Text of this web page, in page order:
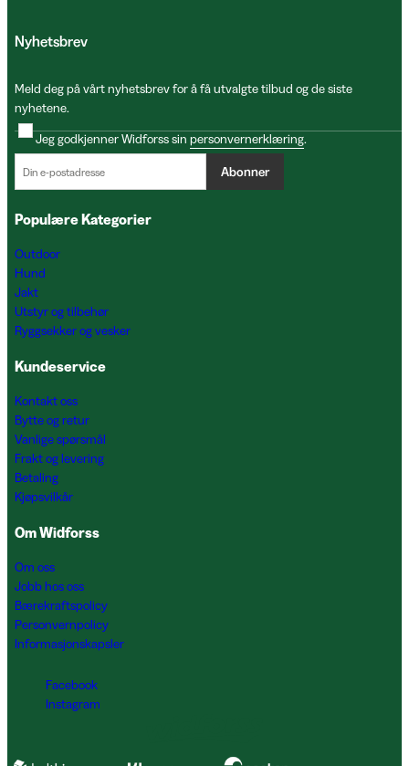
Nyhetsbrev
Meld deg på vårt nyhetsbrev for å få utvalgte tilbud og de siste
nyhetene.
Jeg godkjenner Widforss sin personvernerklæring.
Abonner
Populære Kategorier
Outdoor
Hund
Jakt
Utstyr og tilbehør
Ryggsekker og vesker
Kundeservice
Kontakt oss
Bytte og retur
Vanlige spørsmål
Frakt og levering
Betaling
Kjøpsvilkår
Om Widforss
Om oss
Jobb hos oss
Bærekraftspolicy
Personvernpolicy
Informasjonskapsler
Facebook
Instagram